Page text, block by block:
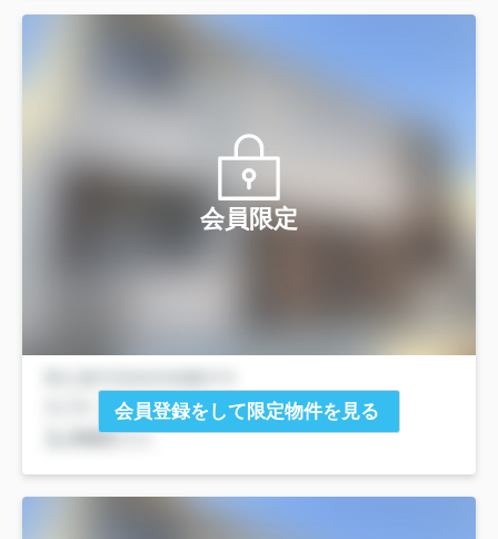
会員限定
会員登録をして限定物件を見る